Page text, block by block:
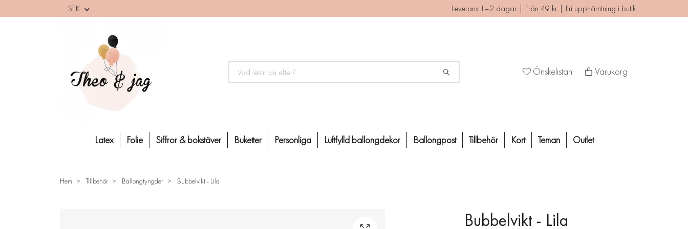
SEK Leverans 1–2 dagar | Från 49 kr | Fri upphämtning i butik
Önskelistan Varukorg
Latex Folie Siffror & bokstäver Buketter Personliga Luftfylld ballongdekor Ballongpost Tillbehör Kort Teman Outlet
Hem Tillbehör Ballongtyngder Bubbelvikt - Lila
Bubbelvikt - Lila